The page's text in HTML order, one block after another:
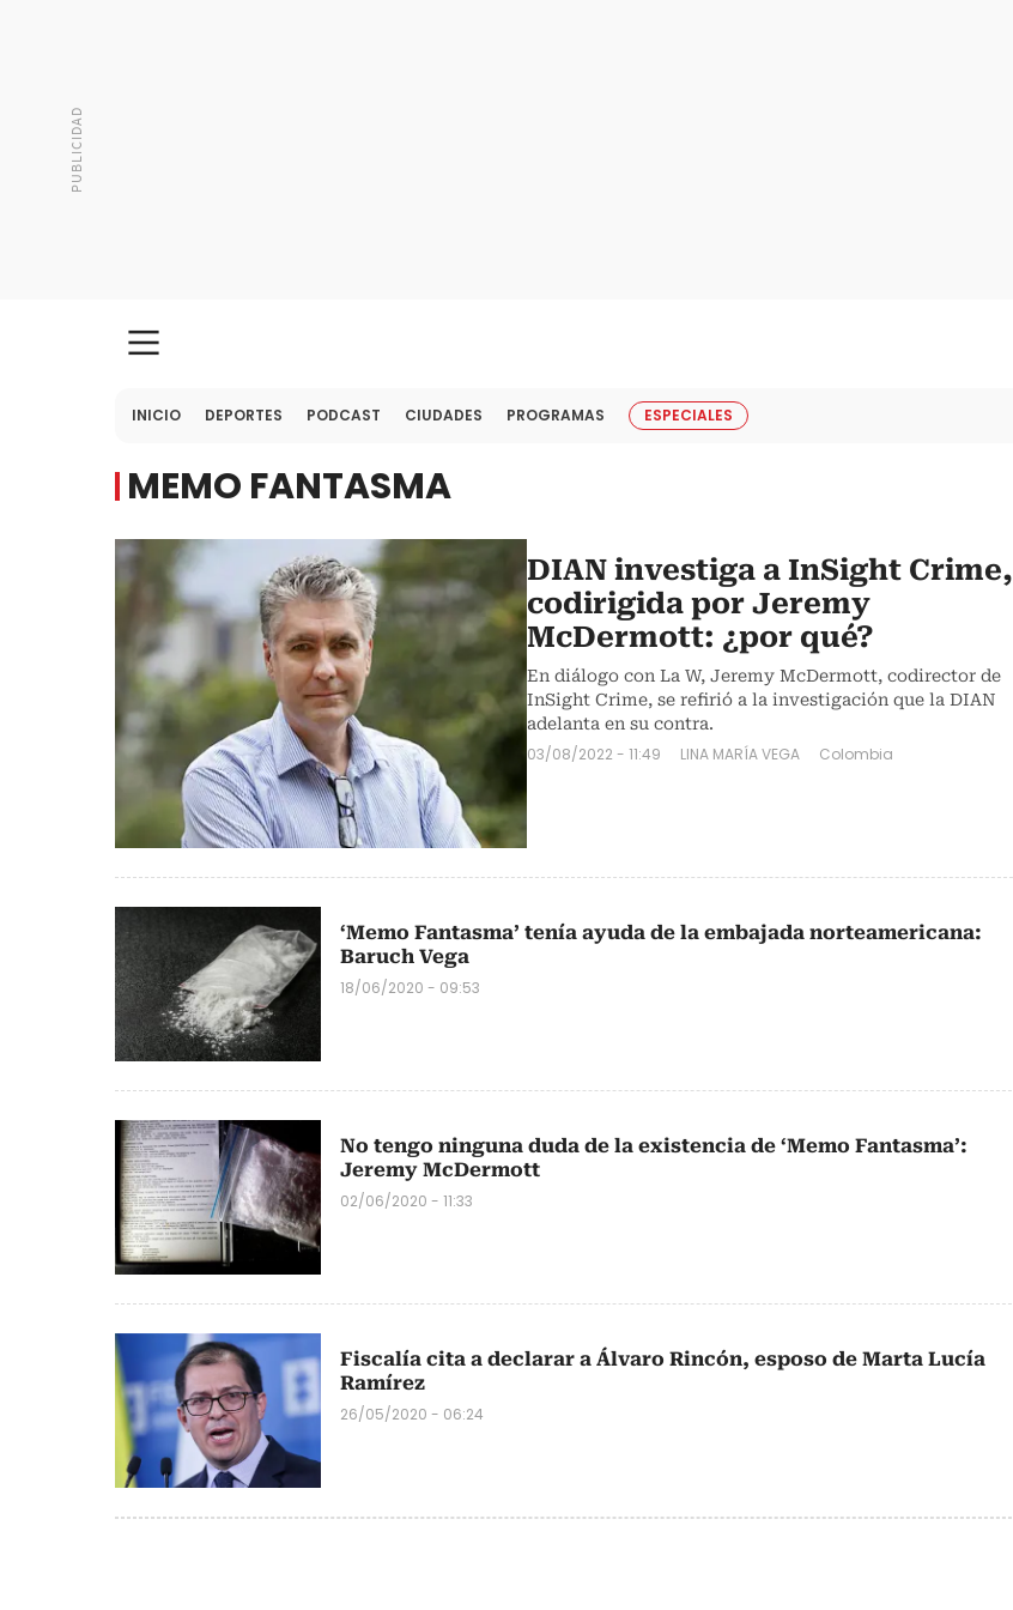
INICIO DEPORTES PODCAST CIUDADES PROGRAMAS ESPECIALES
MEMO FANTASMA
DIAN investiga a InSight Crime,
codirigida por Jeremy
McDermott: ¿por qué?
En diálogo con La W, Jeremy McDermott, codirector de
InSight Crime, se refirió a la investigación que la DIAN
adelanta en su contra.
03/08/2022 - 11:49 LINA MARÍA VEGA Colombia
‘Memo Fantasma’ tenía ayuda de la embajada norteamericana:
Baruch Vega
18/06/2020 - 09:53
No tengo ninguna duda de la existencia de ‘Memo Fantasma’:
Jeremy McDermott
02/06/2020 - 11:33
Fiscalía cita a declarar a Álvaro Rincón, esposo de Marta Lucía
Ramírez
26/05/2020 - 06:24